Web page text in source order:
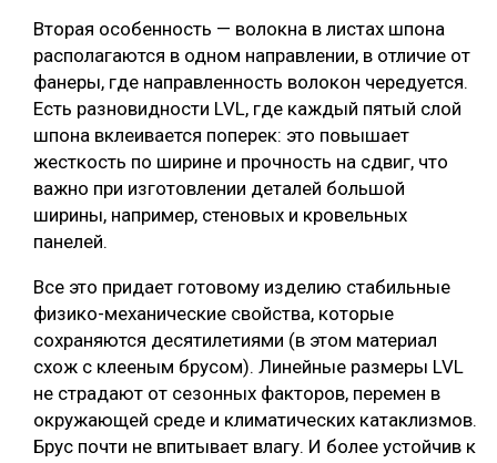
Вторая особенность — волокна в листах шпона
располагаются в одном направлении, в отличие от
фанеры, где направленность волокон чередуется.
Есть разновидности LVL, где каждый пятый слой
шпона вклеивается поперек: это повышает
жесткость по ширине и прочность на сдвиг, что
важно при изготовлении деталей большой
ширины, например, стеновых и кровельных
панелей.
Все это придает готовому изделию стабильные
физико-механические свойства, которые
сохраняются десятилетиями (в этом материал
схож с клееным брусом). Линейные размеры LVL
не страдают от сезонных факторов, перемен в
окружающей среде и климатических катаклизмов.
Брус почти не впитывает влагу. И более устойчив к